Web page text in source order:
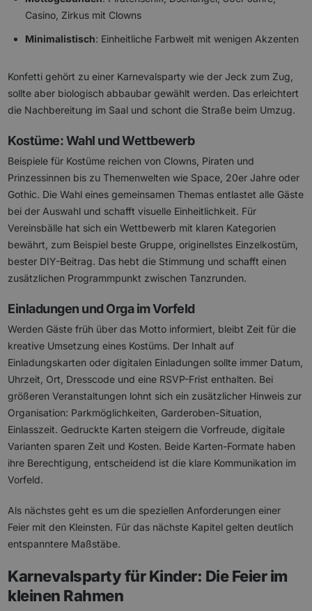
Casino, Zirkus mit Clowns
Minimalistisch: Einheitliche Farbwelt mit wenigen Akzenten
Konfetti gehört zu einer Karnevalsparty wie der Jeck zum Zug,
sollte aber biologisch abbaubar gewählt werden. Das erleichtert
die Nachbereitung im Saal und schont die Straße beim Umzug.
Kostüme: Wahl und Wettbewerb
Beispiele für Kostüme reichen von Clowns, Piraten und
Prinzessinnen bis zu Themenwelten wie Space, 20er Jahre oder
Gothic. Die Wahl eines gemeinsamen Themas entlastet alle Gäste
bei der Auswahl und schafft visuelle Einheitlichkeit. Für
Vereinsbälle hat sich ein Wettbewerb mit klaren Kategorien
bewährt, zum Beispiel beste Gruppe, originellstes Einzelkostüm,
bester DIY-Beitrag. Das hebt die Stimmung und schafft einen
zusätzlichen Programmpunkt zwischen Tanzrunden.
Einladungen und Orga im Vorfeld
Werden Gäste früh über das Motto informiert, bleibt Zeit für die
kreative Umsetzung eines Kostüms. Der Inhalt auf
Einladungskarten oder digitalen Einladungen sollte immer Datum,
Uhrzeit, Ort, Dresscode und eine RSVP-Frist enthalten. Bei
größeren Veranstaltungen lohnt sich ein zusätzlicher Hinweis zur
Organisation: Parkmöglichkeiten, Garderoben-Situation,
Einlasszeit. Gedruckte Karten steigern die Vorfreude, digitale
Varianten sparen Zeit und Kosten. Beide Karten-Formate haben
ihre Berechtigung, entscheidend ist die klare Kommunikation im
Vorfeld.
Als nächstes geht es um die speziellen Anforderungen einer
Feier mit den Kleinsten. Für das nächste Kapitel gelten deutlich
entspanntere Maßstäbe.
Karnevalsparty für Kinder: Die Feier im
kleinen Rahmen